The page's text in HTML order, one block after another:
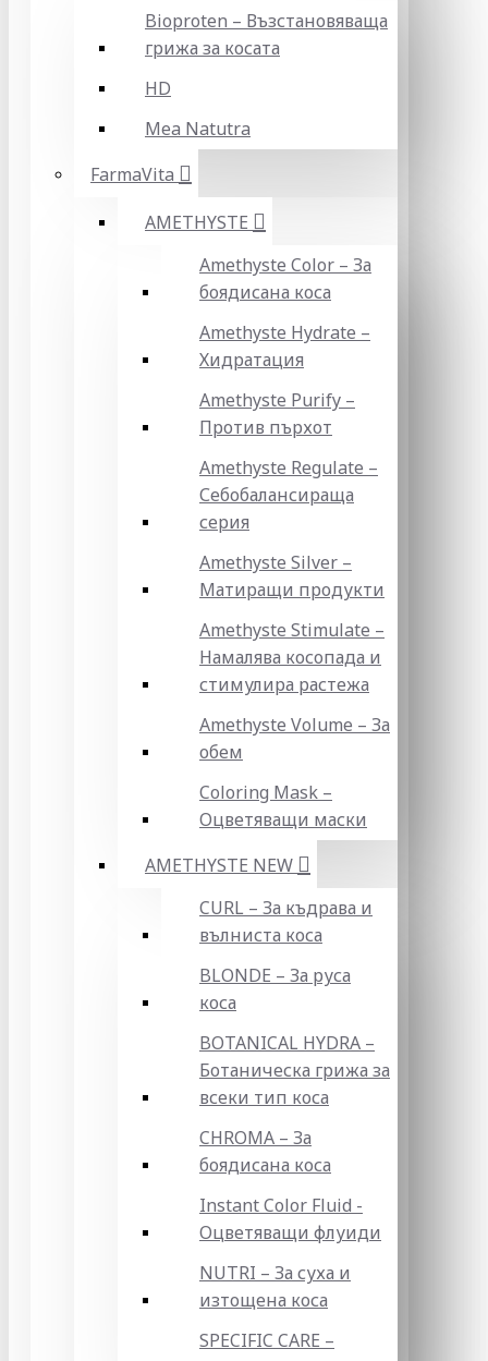
Bioproten – Възстановяваща
грижа за косата
HD
Mea Natutra
FarmaVita
AMETHYSTE
Amethyste Color – За
боядисана коса
Amethyste Hydrate –
Хидратация
Amethyste Purify –
Против пърхот
Amethyste Regulate –
Себобалансираща
серия
Amethyste Silver –
Матиращи продукти
Amethyste Stimulate –
Намалява косопада и
стимулира растежа
Amethyste Volume – За
обем
Coloring Mask –
Оцветяващи маски
AMETHYSTE NEW
CURL – За къдрава и
вълниста коса
BLONDE – За руса
коса
BOTANICAL HYDRA –
Ботаническа грижа за
всеки тип коса
CHROMA – За
боядисана коса
Instant Color Fluid -
Оцветяващи флуиди
NUTRI – За суха и
изтощена коса
SPECIFIC CARE –